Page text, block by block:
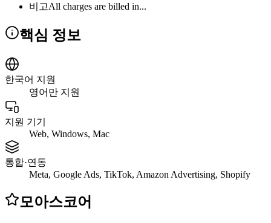
비고All charges are billed in...
핵심 정보
한국어 지원
영어만 지원
지원 기기
Web, Windows, Mac
통합·연동
Meta, Google Ads, TikTok, Amazon Advertising, Shopify
모아스코어